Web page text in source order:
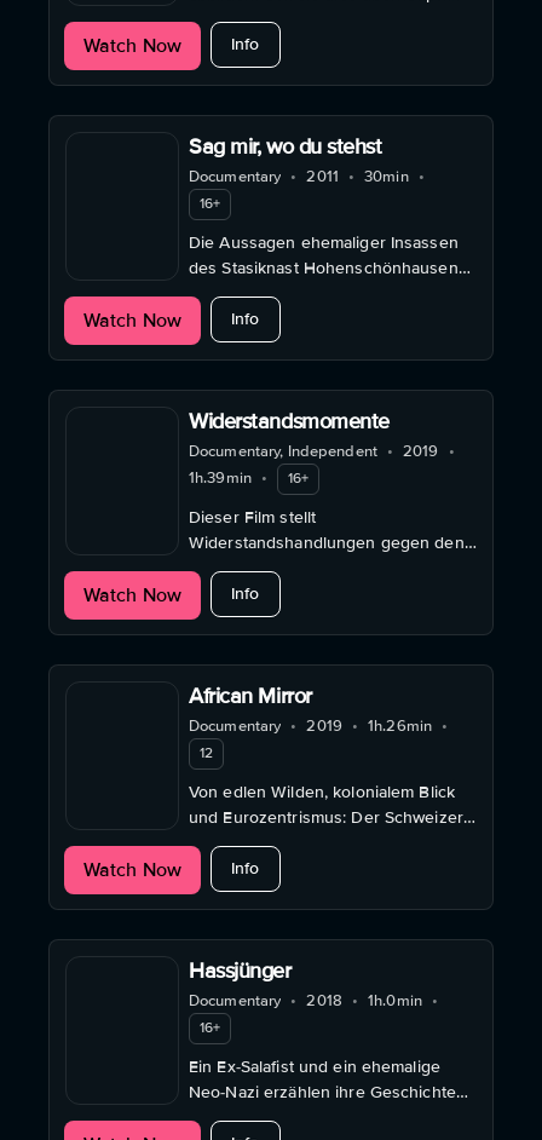
Constanze Ruhm untersucht, wie
sich die Realität und deren
Konstruktion unterscheiden.
Watch Now Infoabout Gli appunti di Anna Azzori
Sag mir, wo du stehst
Documentary • 2011 • 30min •
16+
Die Aussagen ehemaliger Insassen
des Stasiknast Hohenschönhausen
und ehemalige Stasimitarbeiter
werden hier gegenübergestellt.
Watch Now Infoabout Sag mir, wo du stehst
Widerstandsmomente
Documentary, Independent • 2019
•
1h.39min • 16+
Dieser Film stellt
Widerstandshandlungen gegen den
Nationalsozialismus und aktuelle
Kämpfe in eine historische
Kontinuität.
Watch Now Infoabout Widerstandsmomente
African Mirror
Documentary • 2019 • 1h.26min •
12
Von edlen Wilden, kolonialem Blick
und Eurozentrismus: Der Schweizer
René Gardi (1909-2000) erklärte
Jahrzehnte lang den afrikanischen
Kontinent.
Watch Now Infoabout African Mirror
Hassjünger
Documentary • 2018 • 1h.0min •
16+
Ein Ex-Salafist und ein ehemalige
Neo-Nazi erzählen ihre Geschichten
und erklären, wie sie sich